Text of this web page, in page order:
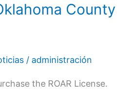
County
/ administración
the ROAR License.